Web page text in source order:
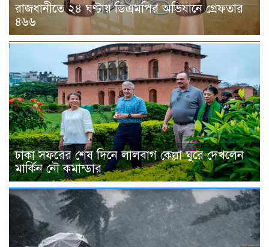
রাজধানীতে ২৪ ঘণ্টায় ডিএমপির অভিযানে গ্রেফতার
৪৬৬
ঢাকা সফরের শেষ দিনে লালবাগ কেল্লা ঘুরে দেখলেন
মার্কিন নৌ কমান্ডার